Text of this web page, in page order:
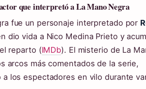
que interpretó a La Mano Negra
fue un personaje interpretado por
dio vida a Nico Medina Prieto y
reparto (IMDb). El misterio de La
arcos más comentados de la serie,
a los espectadores en vilo durante